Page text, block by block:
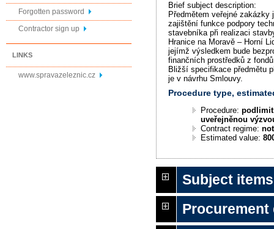
Forgotten password
Contractor sign up
LINKS
www.spravazeleznic.cz
Brief subject description:
Předmětem veřejné zakázky
zajištění funkce podpory
stavebníka při realizaci
Hranice na Moravě – Horní
jejímž výsledkem bude
finančních prostředků z
Bližší specifikace předmětu
je v návrhu Smlouvy.
Procedure type,
Procedure:
uveřejněnou
Contract regime:
Estimated value:
Subject